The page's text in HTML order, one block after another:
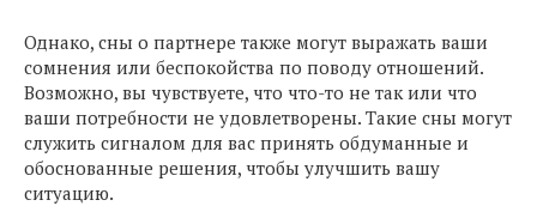
Однако, сны о партнере также могут выражать ваши
сомнения или беспокойства по поводу отношений.
Возможно, вы чувствуете, что что-то не так или что
ваши потребности не удовлетворены. Такие сны могут
служить сигналом для вас принять обдуманные и
обоснованные решения, чтобы улучшить вашу
ситуацию.